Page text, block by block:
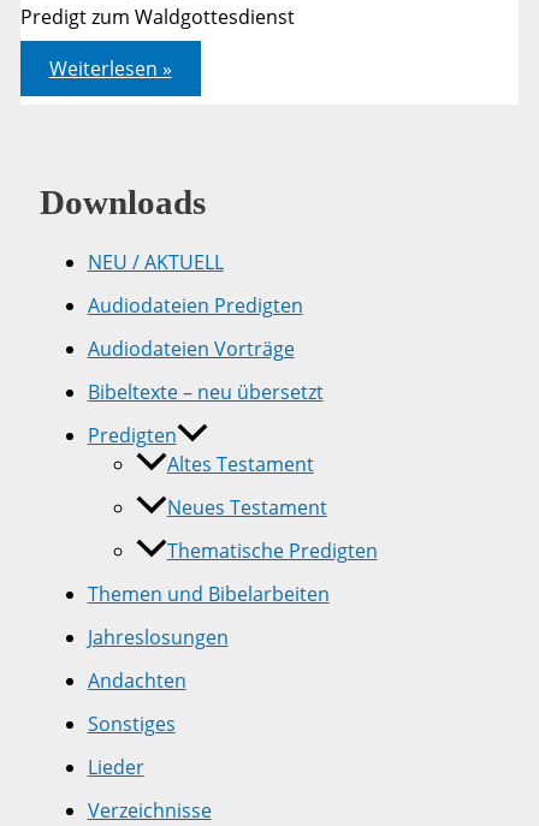
Predigt zum Waldgottesdienst
Psalm
019
Weiterlesen »
Downloads
NEU / AKTUELL
Audiodateien Predigten
Audiodateien Vorträge
Bibeltexte – neu übersetzt
Predigten
Altes Testament
Neues Testament
Thematische Predigten
Themen und Bibelarbeiten
Jahreslosungen
Andachten
Sonstiges
Lieder
Verzeichnisse